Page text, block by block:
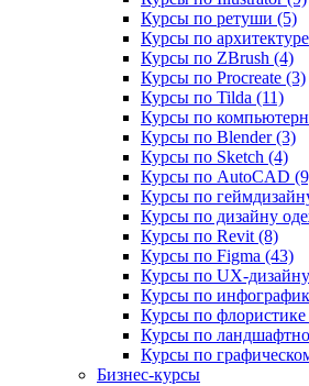
Курсы по ретуши (5)
Курсы по
Курсы по ZBrush (4)
Курсы по Procreate (3)
Курсы по Tilda (11)
Курсы по
Курсы по Blender (3)
Курсы по Sketch (4)
Курсы по AutoCAD
Курсы по
Курсы по дизайну
Курсы по Revit (8)
Курсы по Figma (43)
Курсы по
Курсы по
Курсы по флористике
Курсы по
Курсы по
Бизнес-курсы